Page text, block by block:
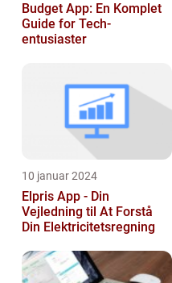
Budget App: En Komplet
Guide for Tech-
entusiaster
10 januar 2024
Elpris App - Din
Vejledning til At Forstå
Din Elektricitetsregning